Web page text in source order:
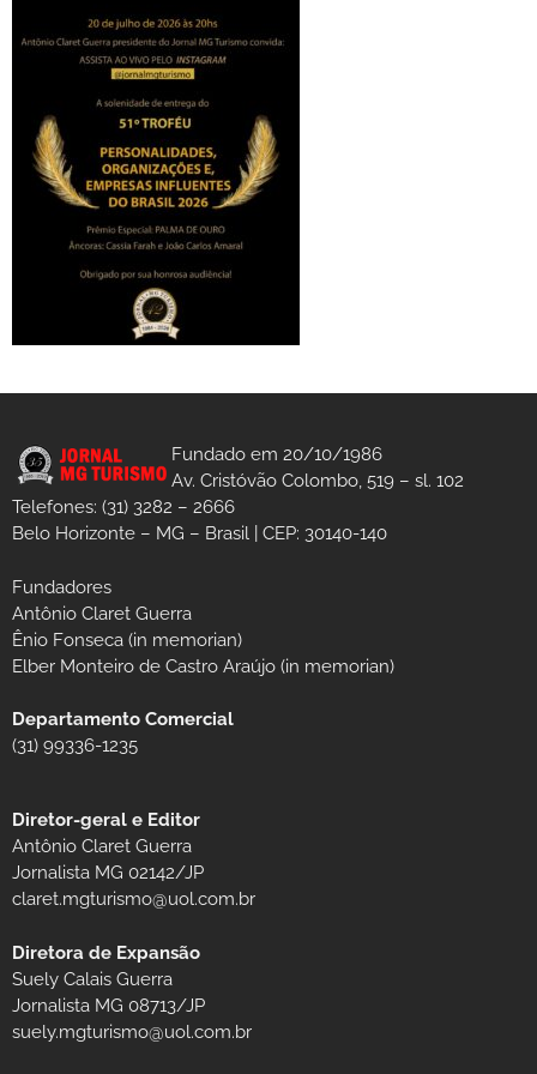
Fundado em 20/10/1986
Av. Cristóvão Colombo, 519 – sl. 102
Telefones: (31) 3282 – 2666
Belo Horizonte – MG – Brasil | CEP: 30140-140
Fundadores
Antônio Claret Guerra
Ênio Fonseca (in memorian)
Elber Monteiro de Castro Araújo (in memorian)
Departamento Comercial
(31) 99336-1235
Diretor-geral e Editor
Antônio Claret Guerra
Jornalista MG 02142/JP
claret.mgturismo@uol.com.br
Diretora de Expansão
Suely Calais Guerra
Jornalista MG 08713/JP
suely.mgturismo@uol.com.br